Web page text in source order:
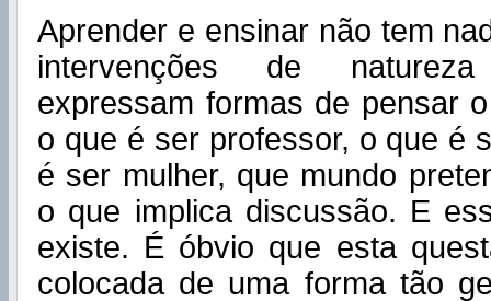
Aprender e ensinar não tem
intervenções de
expressam formas de pensar
o que é ser professor, o que é
é ser mulher, que mundo
o que implica discussão. E
existe. É óbvio que esta
colocada de uma forma tão